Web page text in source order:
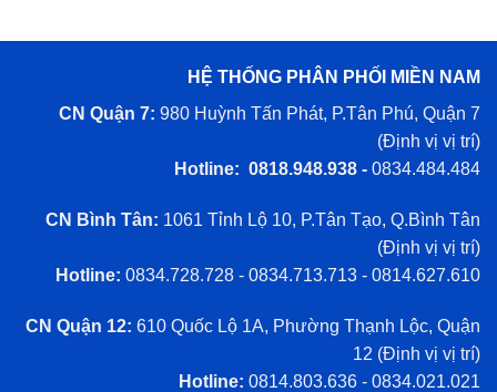
HỆ THỐNG PHÂN PHỐI MIỀN NAM
CN Quận 7: 980 Huỳnh Tấn Phát, P.Tân Phú, Quận 7
(Định vị vị trí)
Hotline: 0818.948.938 - 0834.484.484
CN Bình Tân: 1061 Tỉnh Lộ 10, P.Tân Tạo, Q.Bình Tân
(Định vị vị trí)
Hotline: 0834.728.728 - 0834.713.713 - 0814.627.610
CN Quận 12: 610 Quốc Lộ 1A, Phường Thạnh Lộc, Quận
12 (Định vị vị trí)
Hotline: 0814.803.636 - 0834.021.021